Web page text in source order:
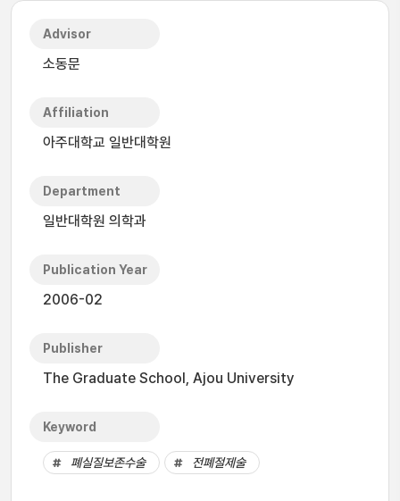
Advisor
소동문
Affiliation
아주대학교 일반대학원
Department
일반대학원 의학과
Publication Year
2006-02
Publisher
The Graduate School, Ajou University
Keyword
폐실질보존수술 전폐절제술